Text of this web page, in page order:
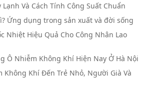
Lạnh Và Cách Tính Công Suất Chuẩn
Ứng dụng trong sản xuất và đời sống
Nhiệt Hiệu Quả Cho Công Nhân Lao
Ô Nhiễm Không Khí Hiện Nay Ở Hà Nội
Không Khí Đến Trẻ Nhỏ, Người Già Và